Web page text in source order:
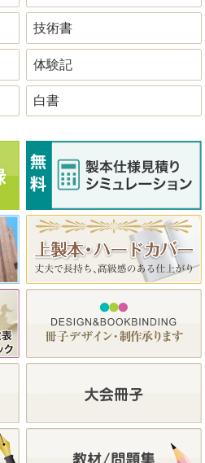
技術書
体験記
白書